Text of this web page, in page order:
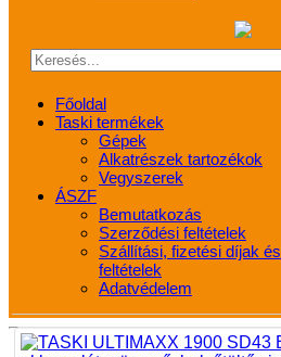
Főoldal
Taski termékek
Gépek
Alkatrészek tartozékok
Vegyszerek
ÁSZF
Bemutatkozás
Szerződési feltételek
Szállítási, fizetési díjak és
feltételek
Adatvédelem